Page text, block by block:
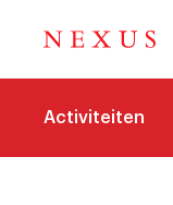
Activiteiten